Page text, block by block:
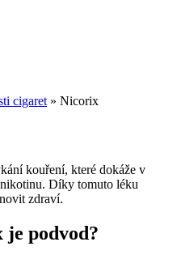
cigaret » Nicorix
kouření, které dokáže v
Díky tomuto léku
zdraví.
je podvod?